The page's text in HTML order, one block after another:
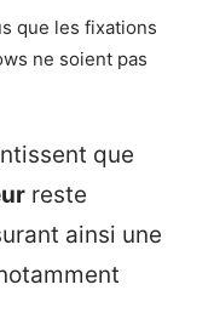
que les fixations
ne soient pas
que
reste
ainsi une